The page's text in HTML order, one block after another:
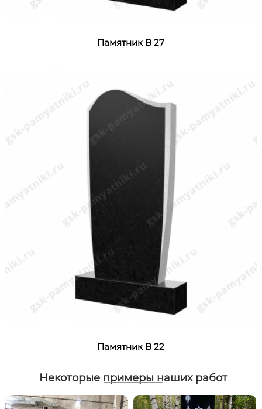
Памятник В 27
Памятник В 22
Некоторые примеры наших работ